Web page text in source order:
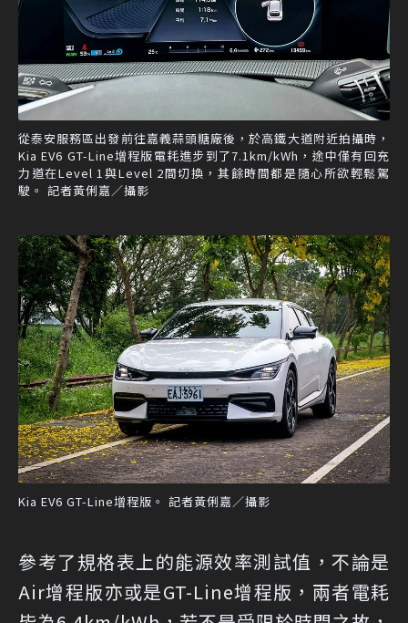
從泰安服務區出發前往嘉義蒜頭糖廠後，於高鐵大道附近拍攝時，
Kia EV6 GT-Line增程版電耗進步到了7.1km/kWh，途中僅有回充
力道在Level 1與Level 2間切換，其餘時間都是隨心所欲輕鬆駕
駛。 記者黃俐嘉／攝影
Kia EV6 GT-Line增程版。 記者黃俐嘉／攝影
參考了規格表上的能源效率測試值，不論是
Air增程版亦或是GT-Line增程版，兩者電耗